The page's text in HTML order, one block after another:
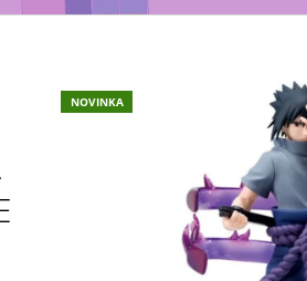
NOVINKA